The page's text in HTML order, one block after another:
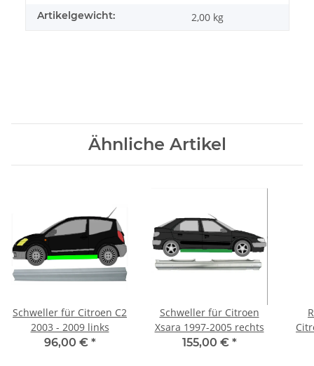
Artikelgewicht: 2,00 kg
Ähnliche Artikel
Schweller für Citroen C2
2003 - 2009 links
96,00 € *
Schweller für Citroen
Xsara 1997-2005 rechts
155,00 € *